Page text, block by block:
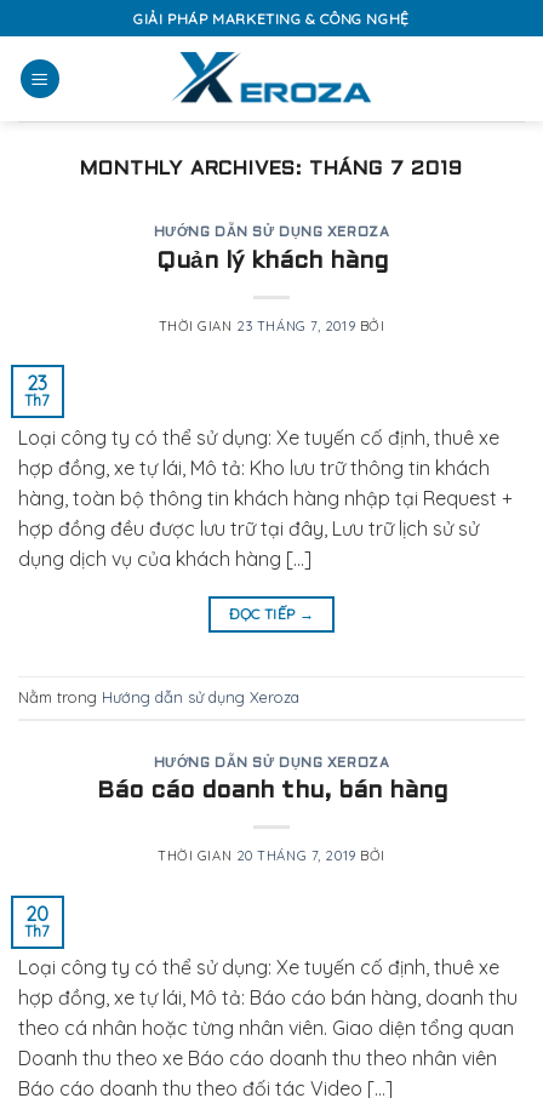
to
content
GIẢI PHÁP MARKETING & CÔNG NGHỆ
MONTHLY ARCHIVES: THÁNG 7 2019
HƯỚNG DẪN SỬ DỤNG XEROZA
Quản lý khách hàng
THỜI GIAN 23 THÁNG 7, 2019 BỞI
23
Th7
Loại công ty có thể sử dụng: Xe tuyến cố định, thuê xe
hợp đồng, xe tự lái, Mô tả: Kho lưu trữ thông tin khách
hàng, toàn bộ thông tin khách hàng nhập tại Request +
hợp đồng đều được lưu trữ tại đây, Lưu trữ lịch sử sử
dụng dịch vụ của khách hàng […]
ĐỌC TIẾP →
Nằm trong Hướng dẫn sử dụng Xeroza
HƯỚNG DẪN SỬ DỤNG XEROZA
Báo cáo doanh thu, bán hàng
THỜI GIAN 20 THÁNG 7, 2019 BỞI
20
Th7
Loại công ty có thể sử dụng: Xe tuyến cố định, thuê xe
hợp đồng, xe tự lái, Mô tả: Báo cáo bán hàng, doanh thu
theo cá nhân hoặc từng nhân viên. Giao diện tổng quan
Doanh thu theo xe Báo cáo doanh thu theo nhân viên
Báo cáo doanh thu theo đối tác Video […]